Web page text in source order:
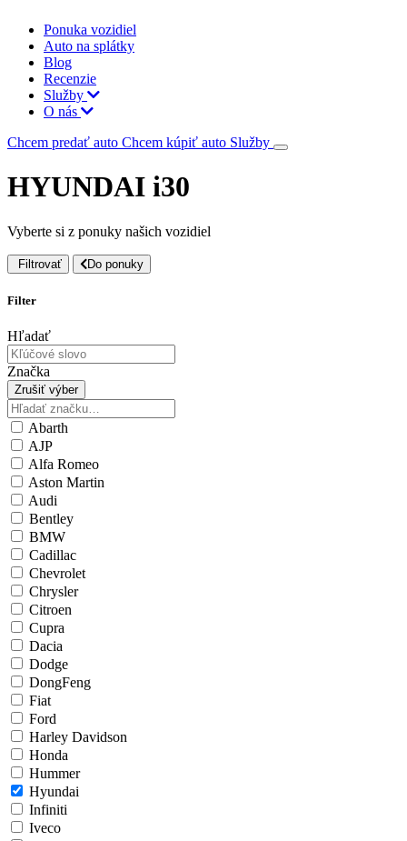
Ponuka vozidiel
Auto na splátky
Blog
Recenzie
Služby
O nás
Chcem predať auto Chcem kúpiť auto Služby
HYUNDAI i30
Vyberte si z ponuky našich vozidiel
Filtrovať Do ponuky
Filter
Hľadať
Značka
Zrušiť výber
Abarth
AJP
Alfa Romeo
Aston Martin
Audi
Bentley
BMW
Cadillac
Chevrolet
Chrysler
Citroen
Cupra
Dacia
Dodge
DongFeng
Fiat
Ford
Harley Davidson
Honda
Hummer
Hyundai
Infiniti
Iveco